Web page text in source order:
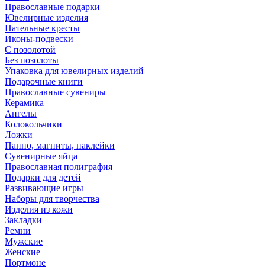
Православные подарки
Ювелирные изделия
Нательные кресты
Иконы-подвески
С позолотой
Без позолоты
Упаковка для ювелирных изделий
Подарочные книги
Православные сувениры
Керамика
Ангелы
Колокольчики
Ложки
Панно, магниты, наклейки
Сувенирные яйца
Православная полиграфия
Подарки для детей
Развивающие игры
Наборы для творчества
Изделия из кожи
Закладки
Ремни
Мужские
Женские
Портмоне